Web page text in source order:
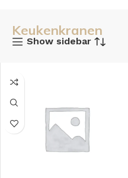
Keukenkranen
Show sidebar